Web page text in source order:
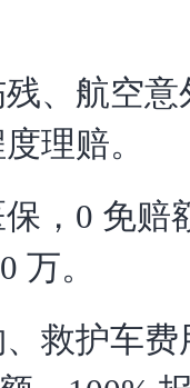
、航空意
理赔。
，0 免赔
万。
救护车费